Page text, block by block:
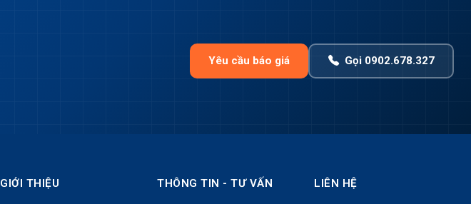
Yêu cầu báo giá Gọi 0902.678.327
GIỚI THIỆU THÔNG TIN - TƯ VẤN LIÊN HỆ